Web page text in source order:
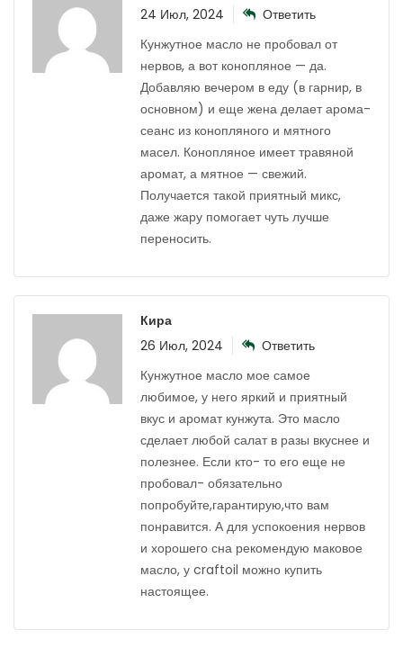
24 Июл, 2024
Ответить
Кунжутное масло не пробовал от
нервов, а вот конопляное — да.
Добавляю вечером в еду (в гарнир, в
основном) и еще жена делает арома-
сеанс из конопляного и мятного
масел. Конопляное имеет травяной
аромат, а мятное — свежий.
Получается такой приятный микс,
даже жару помогает чуть лучше
переносить.
Кира
26 Июл, 2024
Ответить
Кунжутное масло мое самое
любимое, у него яркий и приятный
вкус и аромат кунжута. Это масло
сделает любой салат в разы вкуснее и
полезнее. Если кто- то его еще не
пробовал- обязательно
попробуйте,гарантирую,что вам
понравится. А для успокоения нервов
и хорошего сна рекомендую маковое
масло, у craftoil можно купить
настоящее.